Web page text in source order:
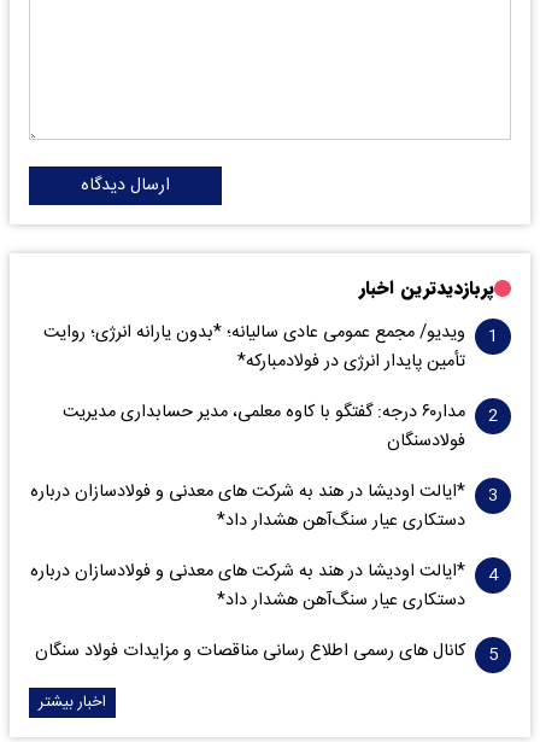
ارسال دیدگاه
پربازدیدترین اخبار
ویدیو/ مجمع عمومی عادی سالیانه؛ *بدون یارانه انرژی؛ روایت
تأمین پایدار انرژی در فولادمبارکه*
مدار‌۶٠ درجه: گفتگو با کاوه معلمی، مدیر حسابداری مدیریت
فولادسنگان
*ایالت اودیشا در هند به شرکت های معدنی و فولادسازان درباره
دستکاری عیار سنگ‌آهن هشدار داد*
*ایالت اودیشا در هند به شرکت های معدنی و فولادسازان درباره
دستکاری عیار سنگ‌آهن هشدار داد*
کانال های رسمی اطلاع رسانی مناقصات و مزایدات فولاد سنگان
اخبار بیشتر